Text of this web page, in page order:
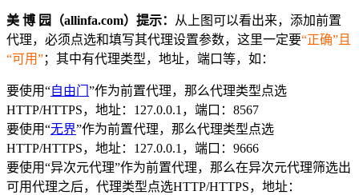
美 博 园（allinfa.com）提示：
从上图可以看出来，添加前置
代理，必须点选和填写其代理设置参数，这里一定要“正确”且
“可用”；其中有代理类型，地址，端口等，如：
要使用“自由门 ”作为前置代理，那么代理类型点选
HTTP/HTTPS，地址：127.0.0.1，端口：8567
要使用“无界”作为前置代理，那么代理类型点选
HTTP/HTTPS，地址：127.0.0.1，端口：9666
要使用“异次元代理”作为前置代理，那么在异次元代理筛选出
可用代理之后，代理类型点选HTTP/HTTPS，地址：